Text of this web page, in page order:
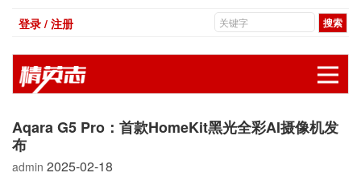
登录 / 注册
Aqara G5 Pro：首款HomeKit黑光全彩AI摄像机发
布
admin 2025-02-18